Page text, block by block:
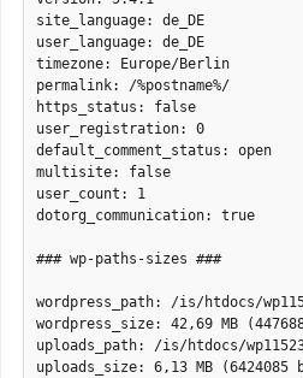
site_language: de_DE
user_language: de_DE
timezone: Europe/Berlin
permalink: /%postname%/
https_status: false
user_registration: 0
default_comment_status: open
multisite: false
user_count: 1
dotorg_communication: true
### wp-paths-sizes ###
wordpress_path: /is/htdocs/
wordpress_size: 42,69 MB
uploads_path: /is/htdocs/
uploads_size: 6,13 MB (6424085